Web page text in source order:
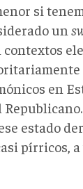
si
un
contextos
en
estado
pírricos, a